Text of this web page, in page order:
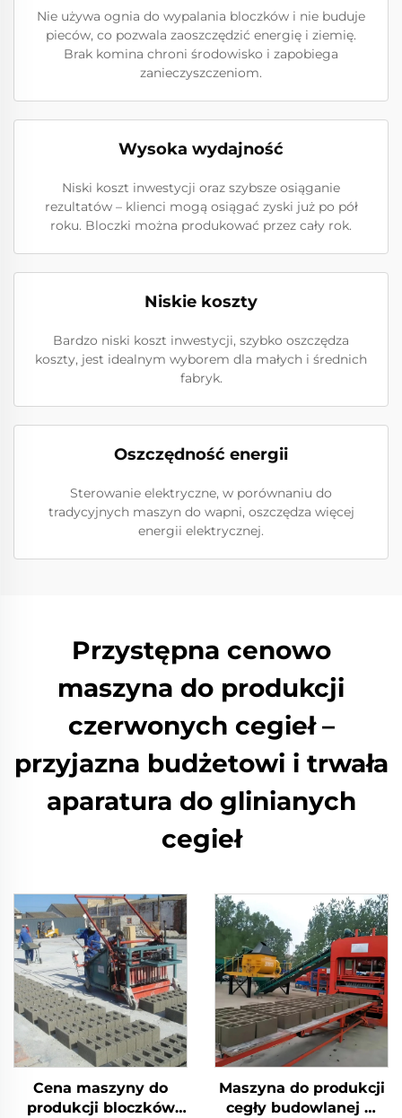
Nie używa ognia do wypalania bloczków i nie buduje
pieców, co pozwala zaoszczędzić energię i ziemię.
Brak komina chroni środowisko i zapobiega
zanieczyszczeniom.
Wysoka wydajność
Niski koszt inwestycji oraz szybsze osiąganie
rezultatów – klienci mogą osiągać zyski już po pół
roku. Bloczki można produkować przez cały rok.
Niskie koszty
Bardzo niski koszt inwestycji, szybko oszczędza
koszty, jest idealnym wyborem dla małych i średnich
fabryk.
Oszczędność energii
Sterowanie elektryczne, w porównaniu do
tradycyjnych maszyn do wapni, oszczędza więcej
energii elektrycznej.
Przystępna cenowo
maszyna do produkcji
czerwonych cegieł –
przyjazna budżetowi i trwała
aparatura do glinianych
cegieł
Cena maszyny do
produkcji bloczków
Maszyna do produkcji
cegły budowlanej w